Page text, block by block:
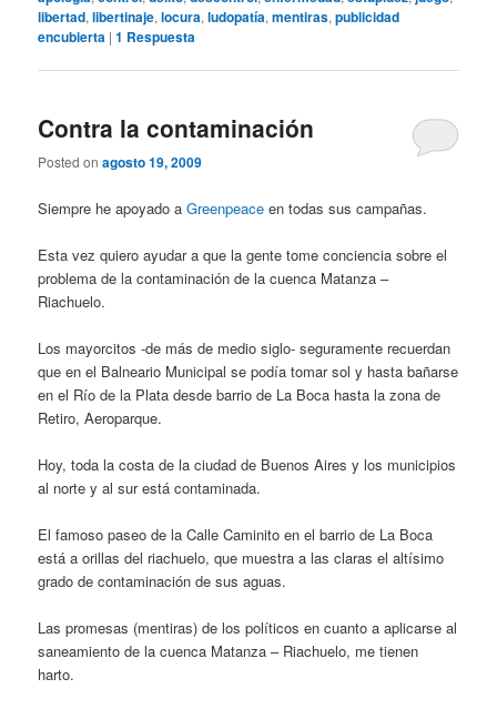
libertad,libertinaje,locura,ludopatía,mentiras,publicidad
encubierta |1 Respuesta
Contra la contaminación
Posted onagosto 19, 2009
Siempre he apoyado aGreenpeace en todas sus campañas.
Esta vez quiero ayudar a que la gente tome conciencia sobre el
problema de la contaminación de la cuenca Matanza –
Riachuelo.
Los mayorcitos -de más de medio siglo- seguramente recuerdan
que en el Balneario Municipal se podía tomar sol y hasta bañarse
en el Río de la Plata desde barrio de La Boca hasta la zona de
Retiro, Aeroparque.
Hoy, toda la costa de la ciudad de Buenos Aires y los municipios
al norte y al sur está contaminada.
El famoso paseo de la Calle Caminito en el barrio de La Boca
está a orillas del riachuelo, que muestra a las claras el altísimo
grado de contaminación de sus aguas.
Las promesas (mentiras) de los políticos en cuanto a aplicarse al
saneamiento de la cuenca Matanza – Riachuelo, me tienen
harto.